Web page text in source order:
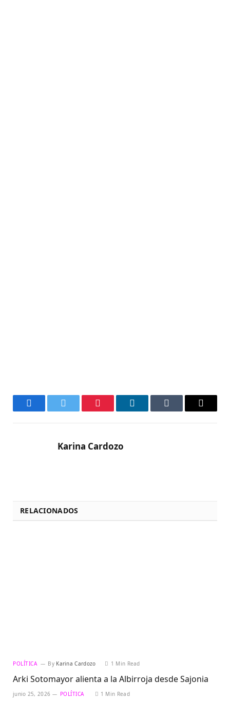
FacebookTwitter Pinterest LinkedInTumblr Email
Karina Cardozo
RELACIONADOS
POLÍTICA By Karina Cardozo 1 Min Read
Arki Sotomayor alienta a la Albirroja desde Sajonia
junio 25, 2026 POLÍTICA 1 Min Read